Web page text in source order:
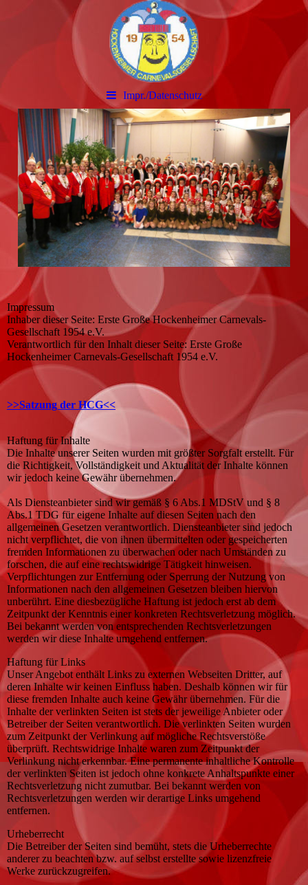
Impr./Datenschutz
Impressum
Inhaber dieser Seite: Erste Große Hockenheimer Carnevals-
Gesellschaft 1954 e.V.
Verantwortlich für den Inhalt dieser Seite: Erste Große
Hockenheimer Carnevals-Gesellschaft 1954 e.V.
>>Satzung der HCG<<
Haftung für Inhalte
Die Inhalte unserer Seiten wurden mit größter Sorgfalt erstellt. Für
die Richtigkeit, Vollständigkeit und Aktualität der Inhalte können
wir jedoch keine Gewähr übernehmen.
Als Diensteanbieter sind wir gemäß § 6 Abs.1 MDStV und § 8
Abs.1 TDG für eigene Inhalte auf diesen Seiten nach den
allgemeinen Gesetzen verantwortlich. Diensteanbieter sind jedoch
nicht verpflichtet, die von ihnen übermittelten oder gespeicherten
fremden Informationen zu überwachen oder nach Umständen zu
forschen, die auf eine rechtswidrige Tätigkeit hinweisen.
Verpflichtungen zur Entfernung oder Sperrung der Nutzung von
Informationen nach den allgemeinen Gesetzen bleiben hiervon
unberührt. Eine diesbezügliche Haftung ist jedoch erst ab dem
Zeitpunkt der Kenntnis einer konkreten Rechtsverletzung möglich.
Bei bekannt werden von entsprechenden Rechtsverletzungen
werden wir diese Inhalte umgehend entfernen.
Haftung für Links
Unser Angebot enthält Links zu externen Webseiten Dritter, auf
deren Inhalte wir keinen Einfluss haben. Deshalb können wir für
diese fremden Inhalte auch keine Gewähr übernehmen. Für die
Inhalte der verlinkten Seiten ist stets der jeweilige Anbieter oder
Betreiber der Seiten verantwortlich. Die verlinkten Seiten wurden
zum Zeitpunkt der Verlinkung auf mögliche Rechtsverstöße
überprüft. Rechtswidrige Inhalte waren zum Zeitpunkt der
Verlinkung nicht erkennbar. Eine permanente inhaltliche Kontrolle
der verlinkten Seiten ist jedoch ohne konkrete Anhaltspunkte einer
Rechtsverletzung nicht zumutbar. Bei bekannt werden von
Rechtsverletzungen werden wir derartige Links umgehend
entfernen.
Urheberrecht
Die Betreiber der Seiten sind bemüht, stets die Urheberrechte
anderer zu beachten bzw. auf selbst erstellte sowie lizenzfreie
Werke zurückzugreifen.